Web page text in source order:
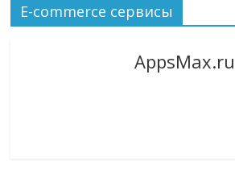
E-commerce сервисы
AppsMax.ru